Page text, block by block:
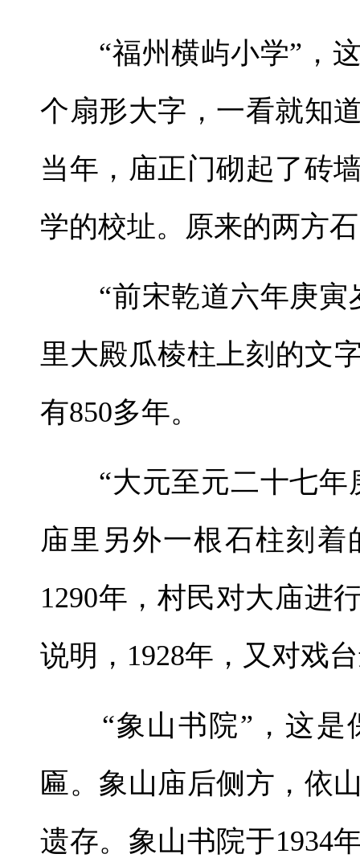
“福州横屿小学”，这
个扇形大字，一看就知
当年，庙正门砌起了砖
学的校址。原来的两方
“前宋乾道六年庚寅
里大殿瓜棱柱上刻的文
有850多年。
“大元至元二十七年
庙里另外一根石柱刻
1290年，村民对大庙进
说明，1928年，又对戏
“象山书院”，这是
匾。象山庙后侧方，依
遗存。象山书院于1934